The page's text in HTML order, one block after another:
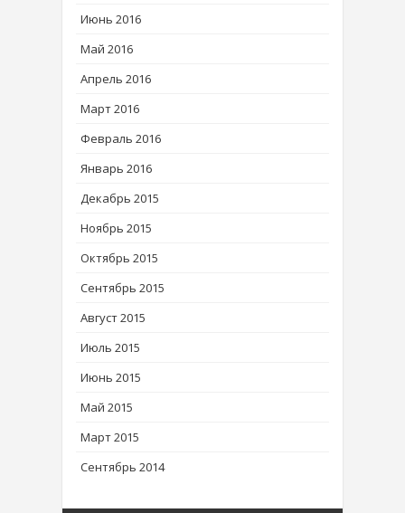
Июнь 2016
Май 2016
Апрель 2016
Март 2016
Февраль 2016
Январь 2016
Декабрь 2015
Ноябрь 2015
Октябрь 2015
Сентябрь 2015
Август 2015
Июль 2015
Июнь 2015
Май 2015
Март 2015
Сентябрь 2014